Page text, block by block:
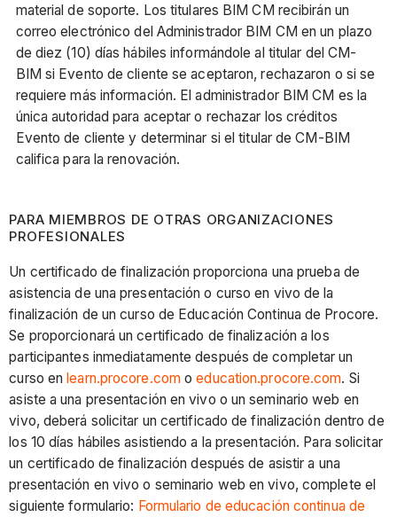
material de soporte. Los titulares BIM CM recibirán un
correo electrónico del Administrador BIM CM en un plazo
de diez (10) días hábiles informándole al titular del CM-
BIM si Evento de cliente se aceptaron, rechazaron o si se
requiere más información. El administrador BIM CM es la
única autoridad para aceptar o rechazar los créditos
Evento de cliente y determinar si el titular de CM-BIM
califica para la renovación.
PARA MIEMBROS DE OTRAS ORGANIZACIONES
PROFESIONALES
Un certificado de finalización proporciona una prueba de
asistencia de una presentación o curso en vivo de la
finalización de un curso de Educación Continua de Procore.
Se proporcionará un certificado de finalización a los
participantes inmediatamente después de completar un
curso enlearn.procore.com oeducation.procore.com. Si
asiste a una presentación en vivo o un seminario web en
vivo, deberá solicitar un certificado de finalización dentro de
los 10 días hábiles asistiendo a la presentación. Para solicitar
un certificado de finalización después de asistir a una
presentación en vivo o seminario web en vivo, complete el
siguiente formulario: Formulario de educación continua de